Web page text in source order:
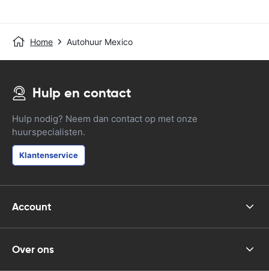
Home Autohuur Mexico
Hulp en contact
Hulp nodig? Neem dan contact op met onze
huurspecialisten.
Klantenservice
Account
Over ons